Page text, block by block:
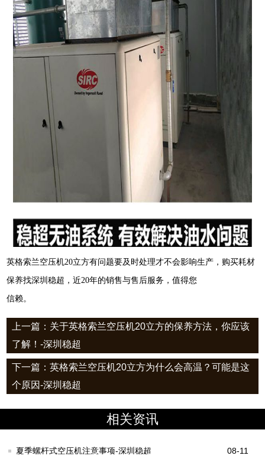
英格索兰空压机20立方有问题要及时处理才不会影响生产，购买耗材
保养找深圳稳超，近20年的销售与售后服务，值得您
信赖。
上一篇：关于英格索兰空压机20立方的保养方法，你应该
了解！-深圳稳超
下一篇：英格索兰空压机20立方为什么会高温？可能是这
个原因-深圳稳超
相关资讯
夏季螺杆式空压机注意事项-深圳稳超 08-11